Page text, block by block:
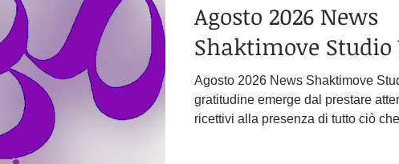
Agosto 2026 News
Shaktimove Studio
Agosto 2026 News Shaktimove
gratitudine emerge dal prestare
ricettivi alla presenza di tutto ciò